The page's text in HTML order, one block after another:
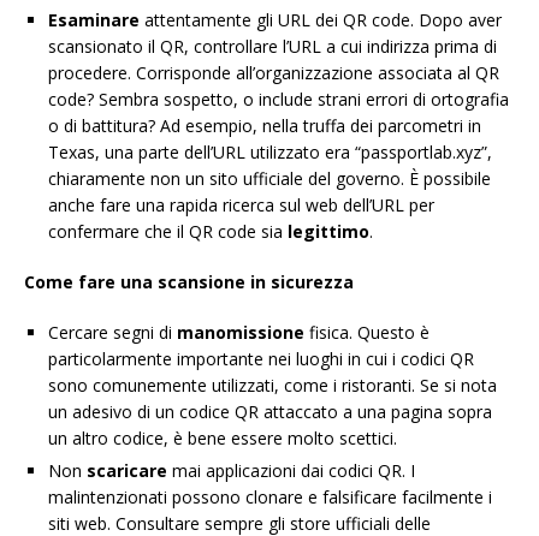
Esaminare attentamente gli URL dei QR code. Dopo aver
scansionato il QR, controllare l’URL a cui indirizza prima di
procedere. Corrisponde all’organizzazione associata al QR
code? Sembra sospetto, o include strani errori di ortografia
o di battitura? Ad esempio, nella truffa dei parcometri in
Texas, una parte dell’URL utilizzato era “passportlab.xyz”,
chiaramente non un sito ufficiale del governo. È possibile
anche fare una rapida ricerca sul web dell’URL per
confermare che il QR code sia legittimo.
Come fare una scansione in sicurezza
Cercare segni di manomissione fisica. Questo è
particolarmente importante nei luoghi in cui i codici QR
sono comunemente utilizzati, come i ristoranti. Se si nota
un adesivo di un codice QR attaccato a una pagina sopra
un altro codice, è bene essere molto scettici.
Non scaricare mai applicazioni dai codici QR. I
malintenzionati possono clonare e falsificare facilmente i
siti web. Consultare sempre gli store ufficiali delle